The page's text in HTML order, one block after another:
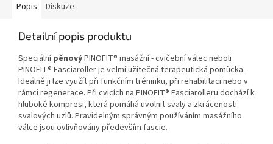
Popis Diskuze
Detailní popis produktu
SpeciálnípěnovýPINOFIT® masážní - cvičební válec neboli
PINOFIT® Fasciaroller je velmi užitečná terapeutická pomůcka.
Ideálně ji lze využít při funkčním tréninku, při rehabilitaci nebo v
rámci regenerace. Při cvicích na PINOFIT® Fasciarolleru dochází k
hluboké kompresi, která pomáhá uvolnit svaly a zkrácenosti
svalových uzlů. Pravidelným správným používáním masážního
válce jsou ovlivňovány především fascie.